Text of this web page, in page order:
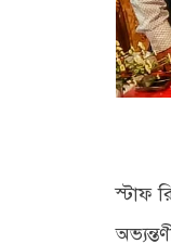
স্টাফ